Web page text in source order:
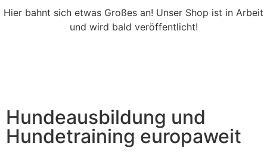
Hier bahnt sich etwas Großes an! Unser Shop ist in Arbeit
und wird bald veröffentlicht!
Hundeausbildung und
Hundetraining europaweit